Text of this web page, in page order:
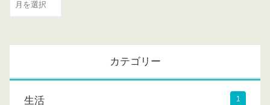
ー
カテゴリー
生活 1